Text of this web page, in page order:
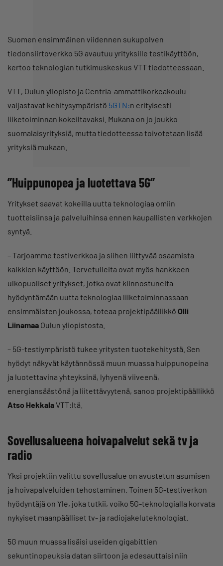
Suomen ensimmäinen viidennen sukupolven
tiedonsiirtoverkko 5G avautuu yrityksille testikäyttöön,
kertoo teknologian tutkimuskeskus VTT tiedotteessaan.
VTT, Oulun yliopisto ja Centria-ammattikorkeakoulu
valjastavat kehitysympäristö 5GTN:n erityisesti
liiketoiminnan kokeiltavaksi. Mukana on jo joukko
suomalaisyrityksiä, mutta tiedotteessa toivotetaan lisää
yrityksiä mukaan.
”Huippunopea ja luotettava 5G”
Yritykset saavat kokeilla uutta teknologiaa omiin
tuotteisiinsa ja palveluihinsa ennen kaupallisten verkkojen
syntyä.
– Tarjoamme testiverkkoa ja siihen liittyvää osaamista
kaikkien käyttöön. Tervetulleita ovat myös hankkeen
ulkopuoliset yritykset, jotka ovat kiinnostuneita
hyödyntämään uutta teknologiaa liiketoiminnassaan
ensimmäisten joukossa, toteaa projektipäällikkö Olli
Liinamaa Oulun yliopistosta.
– 5G-testiympäristö tukee yritysten tuotekehitystä. Sen
hyödyt näkyvät käytännössä muun muassa huippunopeina
ja luotettavina yhteyksinä, lyhyenä viiveenä,
energiansäästönä ja liitettävyytenä, sanoo projektipäällikkö
Atso HekkalaVTT:ltä.
Sovellusalueena hoivapalvelut sekä tv ja
radio
Yksi projektiin valittu sovellusalue on avustetun asumisen
ja hoivapalveluiden tehostaminen. Toinen 5G-testiverkon
hyödyntäjä on Yle, joka tutkii, voiko 5G-teknologialla korvata
nykyiset maanpäälliset tv- ja radiojakeluteknologiat.
5G muun muassa lisäisi useiden gigabittien
sekuntinopeuksia datan siirtoon ja edesauttaisi niin